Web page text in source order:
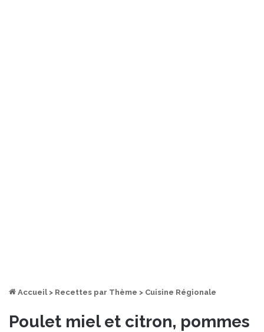
Accueil > Recettes par Thème > Cuisine Régionale
Poulet miel et citron, pommes